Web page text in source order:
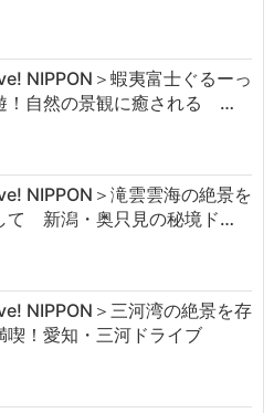
NIPPON＞蝦夷富士ぐるーっ
！自然の景観に癒される …
NIPPON＞滝雲雲海の絶景を
て 新潟・奥只見の秘境ド…
NIPPON＞三河湾の絶景を存
喫！愛知・三河ドライブ